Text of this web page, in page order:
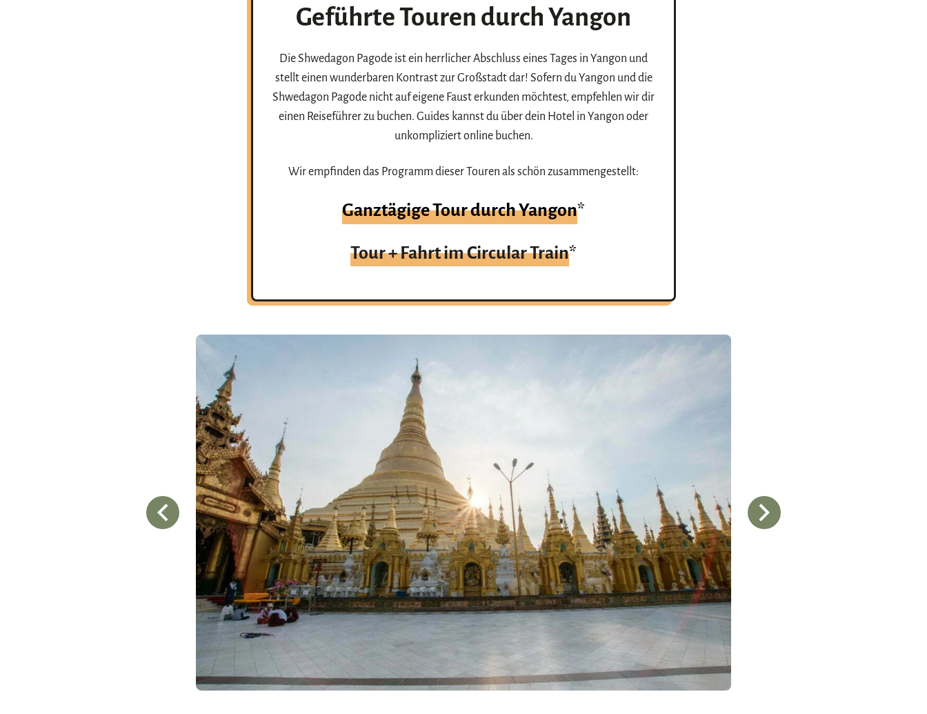
Geführte Touren durch Yangon
Die Shwedagon Pagode ist ein herrlicher Abschluss eines Tages in Yangon und
stellt einen wunderbaren Kontrast zur Großstadt dar! Sofern du Yangon und die
Shwedagon Pagode nicht auf eigene Faust erkunden möchtest, empfehlen wir dir
einen Reiseführer zu buchen. Guides kannst du über dein Hotel in Yangon oder
unkompliziert online buchen.
Wir empfinden das Programm dieser Touren als schön zusammengestellt:
Ganztägige Tour durch Yangon*
Tour + Fahrt im Circular Train*